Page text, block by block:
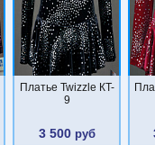
Платье Twizzle КT-
9
3 500руб